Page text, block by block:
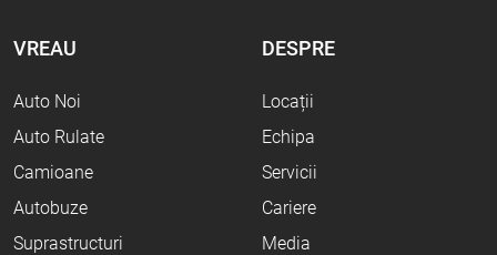
VREAU
Auto Noi
Auto Rulate
Camioane
Autobuze
Suprastructuri
DESPRE
Locații
Echipa
Servicii
Cariere
Media